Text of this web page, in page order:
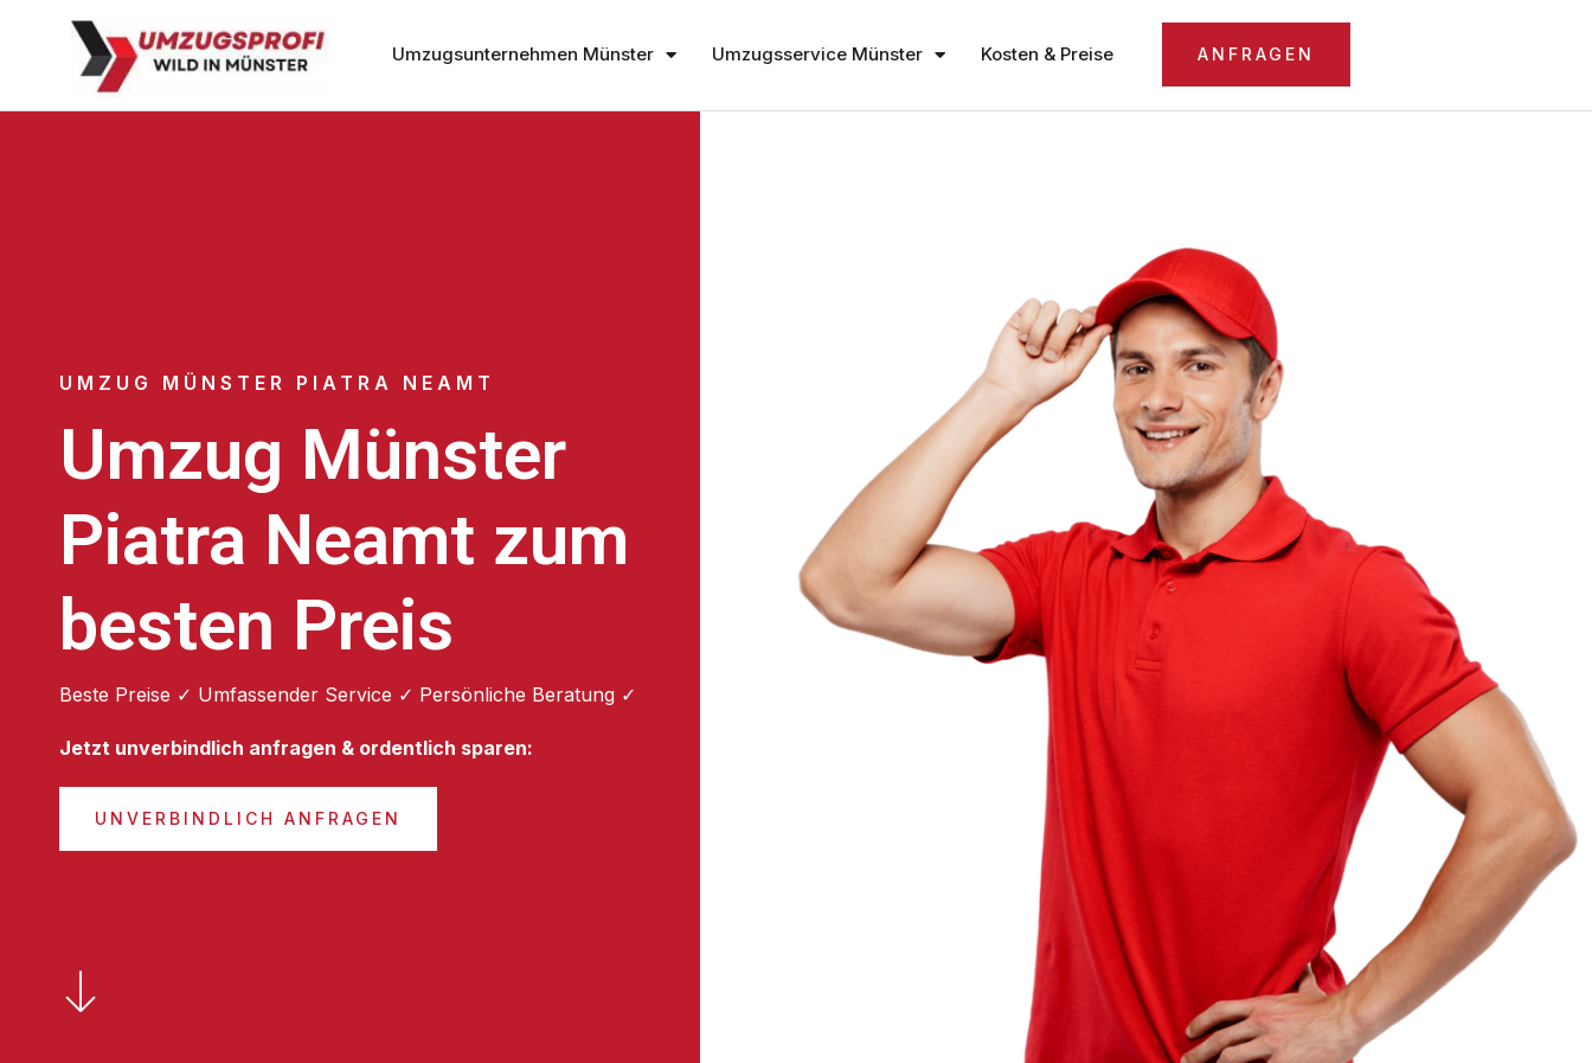
Umzugsunternehmen Münster Umzugsservice Münster Kosten & Preise ANFRAGEN
UMZUG MÜNSTER PIATRA NEAMT
Umzug Münster
Piatra Neamt zum
besten Preis
Beste Preise ✓ Umfassender Service ✓ Persönliche Beratung ✓
Jetzt unverbindlich anfragen & ordentlich sparen:
UNVERBINDLICH ANFRAGEN